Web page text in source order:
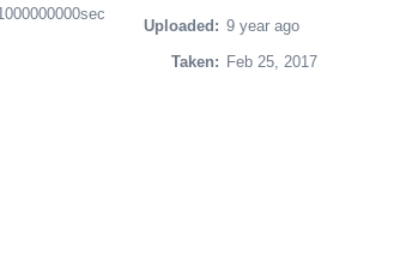
Uploaded: 9 year ago
Taken: Feb 25, 2017